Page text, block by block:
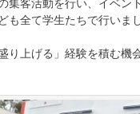
も全て学生たちで行いま
り上げる」経験を積む機